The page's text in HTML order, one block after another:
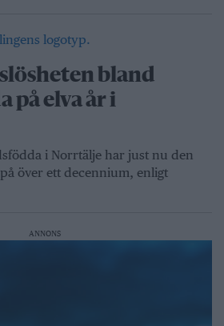
bland
på elva år i
i Norrtälje har just nu den
över ett decennium, enligt
ANNONS